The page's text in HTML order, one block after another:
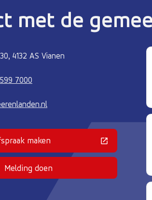
met de
4132 AS Vianen
7000
maken
(Deze link gaat naar een externe
Melding doen